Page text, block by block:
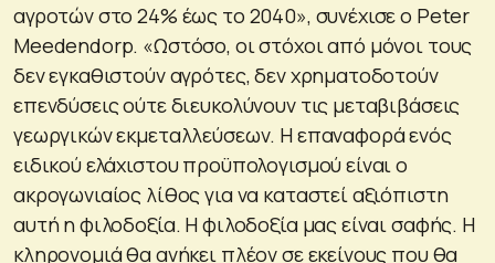
αγροτών στο 24% έως το 2040», συνέχισε ο Peter
Meedendorp. «Ωστόσο, οι στόχοι από μόνοι τους
δεν εγκαθιστούν αγρότες, δεν χρηματοδοτούν
επενδύσεις ούτε διευκολύνουν τις μεταβιβάσεις
γεωργικών εκμεταλλεύσεων. Η επαναφορά ενός
ειδικού ελάχιστου προϋπολογισμού είναι ο
ακρογωνιαίος λίθος για να καταστεί αξιόπιστη
αυτή η φιλοδοξία. Η φιλοδοξία μας είναι σαφής. Η
κληρονομιά θα ανήκει πλέον σε εκείνους που θα